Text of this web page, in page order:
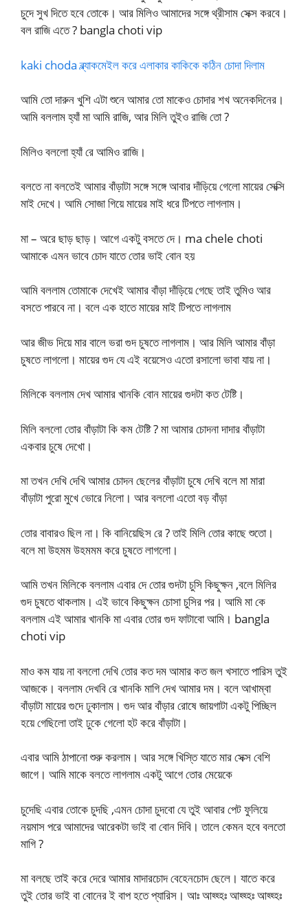
চুদে সুখ দিতে হবে তোকে। আর মিলিও আমাদের সঙ্গে থ্রীসাম সেক্স করবে।
বল রাজি এতে ? bangla choti vip
kaki choda ব্ল্যাকমেইল করে এলাকার কাকিকে কঠিন চোদা দিলাম
আমি তো দারুন খুশি এটা শুনে আমার তো মাকেও চোদার শখ অনেকদিনের।
আমি বললাম হ্যাঁ মা আমি রাজি, আর মিলি তুইও রাজি তো ?
মিলিও বললো হ্যাঁ রে আমিও রাজি।
বলতে না বলতেই আমার বাঁড়াটা সঙ্গে সঙ্গে আবার দাঁড়িয়ে গেলো মায়ের সেক্সি
মাই দেখে। আমি সোজা গিয়ে মায়ের মাই ধরে টিপতে লাগলাম।
মা – অরে ছাড় ছাড়। আগে একটু বসতে দে। ma chele choti
আমাকে এমন ভাবে চোদ যাতে তোর ভাই বোন হয়
আমি বললাম তোমাকে দেখেই আমার বাঁড়া দাঁড়িয়ে গেছে তাই তুমিও আর
বসতে পারবে না। বলে এক হাতে মায়ের মাই টিপতে লাগলাম
আর জীভ দিয়ে মার বালে ভরা গুদ চুষতে লাগলাম। আর মিলি আমার বাঁড়া
চুষতে লাগলো। মায়ের গুদ যে এই বয়েসেও এতো রসালো ভাবা যায় না।
মিলিকে বললাম দেখ আমার খানকি বোন মায়ের গুদটা কত টেষ্টি।
মিলি বললো তোর বাঁড়াটা কি কম টেষ্টি ? মা আমার চোদনা দাদার বাঁড়াটা
একবার চুষে দেখো।
মা তখন দেখি দেখি আমার চোদন ছেলের বাঁড়াটা চুষে দেখি বলে মা মারা
বাঁড়াটা পুরো মুখে ভোরে নিলো। আর বললো এতো বড় বাঁড়া
তোর বাবারও ছিল না। কি বানিয়েছিস রে ? তাই মিলি তোর কাছে শুতো।
বলে মা উহমম উহমমম করে চুষতে লাগলো।
আমি তখন মিলিকে বললাম এবার দে তোর গুদটা চুসি কিছুক্ষন ,বলে মিলির
গুদ চুষতে থাকলাম। এই ভাবে কিছুক্ষন চোসা চুসির পর। আমি মা কে
বললাম এই আমার খানকি মা এবার তোর গুদ ফাটাবো আমি। bangla
choti vip
মাও কম যায় না বললো দেখি তোর কত দম আমার কত জল খসাতে পারিস তুই
আজকে। বললাম দেখবি রে খানকি মাগি দেখ আমার দম। বলে আখাম্বা
বাঁড়াটা মায়ের গুদে ঢুকালাম। গুদ আর বাঁড়ার রোষে জায়গাটা একটু পিচ্ছিল
হয়ে গেছিলো তাই ঢুকে গেলো হট করে বাঁড়াটা।
এবার আমি ঠাপানো শুরু করলাম। আর সঙ্গে খিস্তি যাতে মার সেক্স বেশি
জাগে। আমি মাকে বলতে লাগলাম একটু আগে তোর মেয়েকে
চুদেছি এবার তোকে চুদছি ,এমন চোদা চুদবো যে তুই আবার পেট ফুলিয়ে
নয়মাস পরে আমাদের আরেকটা ভাই বা বোন দিবি। তালে কেমন হবে বলতো
মাগি ?
মা বলছে তাই করে দেরে আমার মাদারচোদ বেহেনচোদ ছেলে। যাতে করে
তুই তোর ভাই বা বোনের ই বাপ হতে প্যারিস। আঃ আহ্হ্হঃ আহ্হ্হঃ আহ্হ্হঃ